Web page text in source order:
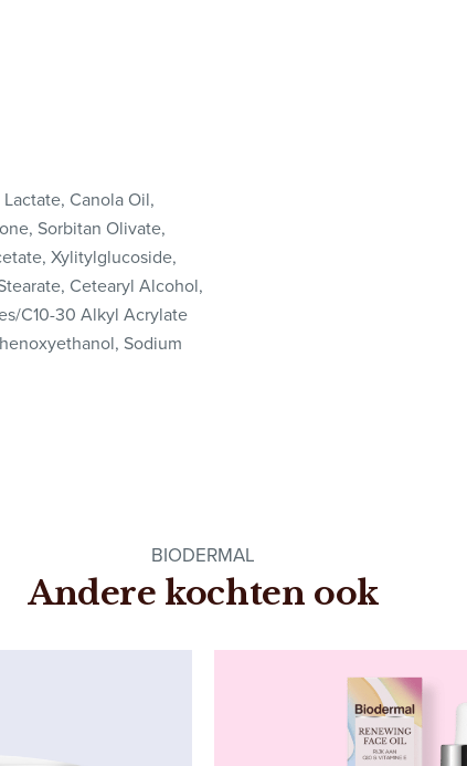
Canola Oil,
Sorbitan Olivate,
Xylitylglucoside,
Cetearyl Alcohol,
C10-30 Alkyl Acrylate
Sodium
BIODERMAL
Andere kochten ook